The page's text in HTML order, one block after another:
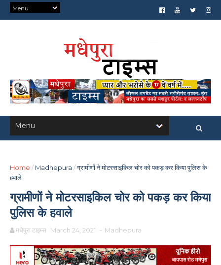
Home / Madhepura /ग्रामीणों ने मोटरसाइकिल चोर को पकड़ कर किया पुलिस के
हवाले
ग्रामीणों ने मोटरसाइकिल चोर को पकड़ कर किया
पुलिस के हवाले
मधेपुरा टाइम्स March 24, 2021 - Madhepura